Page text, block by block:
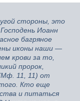
стороны, это
Иоанн
багряное
иконы наши —
крови за то,
пророк,
11, 11) от
Кто еще
и питаться